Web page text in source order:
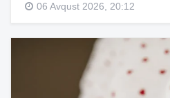
06 Avqust 2026, 20:12